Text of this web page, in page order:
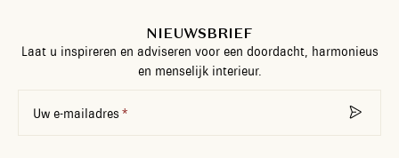
NIEUWSBRIEF
Laat u inspireren en adviseren voor een doordacht, harmonieus
en menselijk interieur.
Uw e-mailadres